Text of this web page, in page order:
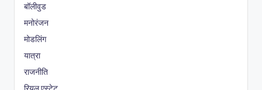
बॉलीवुड
मनोरंजन
मोडलिंग
यात्रा
राजनीति